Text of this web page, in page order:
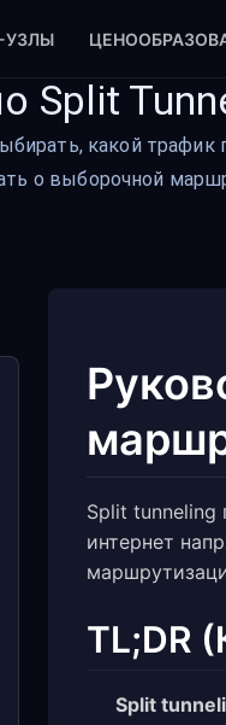
УЗЛЫ
Split
какой
о выборочной
Split tunneling
интернет
TL;DR
Split